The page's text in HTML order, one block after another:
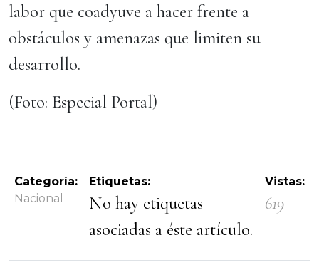
labor que coadyuve a hacer frente a
obstáculos y amenazas que limiten su
desarrollo.
(Foto: Especial Portal)
Categoría:
Nacional
Etiquetas:
No hay etiquetas
asociadas a éste artículo.
Vistas:
619